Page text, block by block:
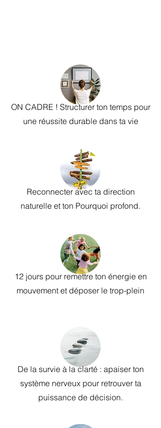
ON CADRE ! Structurer ton temps pour
une réussite durable dans ta vie
Reconnecter avec ta direction
naturelle et ton Pourquoi profond.
12 jours pour remettre ton énergie en
mouvement et déposer le trop-plein
De la survie à la clarté : apaiser ton
système nerveux pour retrouver ta
puissance de décision.